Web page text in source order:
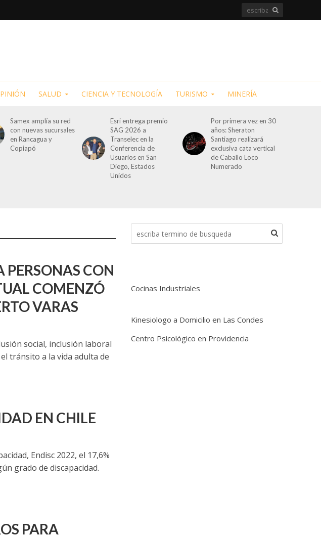
SALUD CIENCIA Y TECNOLOGÍA TURISMO MINERÍA
Samex amplía su red
con nuevas sucursales
en Rancagua y
Copiapó
Esri entrega premio
SAG 2026 a
Transelec en la
Conferencia de
Usuarios en San
Diego, Estados
Unidos
Por primera vez en 30
años: Sheraton
Santiago realizará
exclusiva cata vertical
de Caballo Loco
Numerado
PERSONAS CON
COMENZÓ
VARAS
social, inclusión laboral
tránsito a la vida adulta de
EN CHILE
Endisc 2022, el 17,6%
grado de discapacidad.
PARA
Cocinas Industriales
Kinesiologo a Domicilio en Las Condes
Centro Psicológico en Providencia